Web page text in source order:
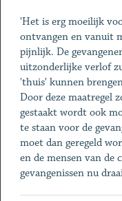
'Het is erg moeilijk
ontvangen en vanuit
pijnlijk. De
uitzonderlijke verlof
'thuis' kunnen
Door deze maatregel
gestaakt wordt ook
te staan voor de
moet dan geregeld
en de mensen van de
gevangenissen nu